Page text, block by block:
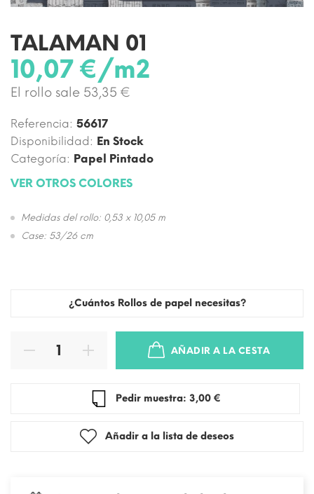
TALAMAN 01
10,07 €/m2
El rollo sale 53,35 €
Referencia: 56617
Disponibilidad: En Stock
Categoría: Papel Pintado
VER OTROS COLORES
Medidas del rollo: 0,53 x 10,05 m
Case: 53/26 cm
¿Cuántos Rollos de papel necesitas?
AÑADIR A LA CESTA
Pedir muestra: 3,00 €
Añadir a la lista de deseos